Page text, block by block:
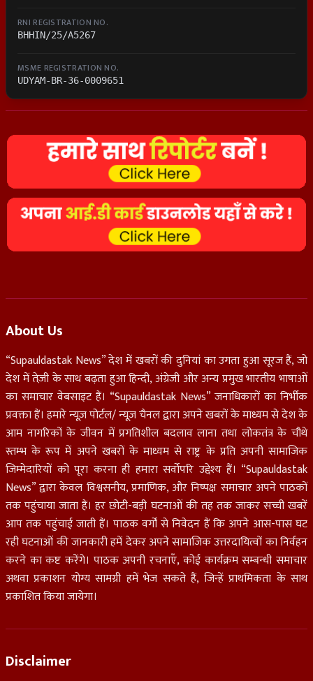
RNI REGISTRATION NO.
BHHIN/25/A5267
MSME REGISTRATION NO.
UDYAM-BR-36-0009651
About Us
“Supauldastak News” देश में खबरों की दुनियां का उगता हुआ सूरज हैं, जो
देश में तेज़ी के साथ बढ़ता हुआ हिन्दी, अंग्रेजी और अन्य प्रमुख भारतीय भाषाओं
का समाचार वेबसाइट हैं। “Supauldastak News” जनाधिकारों का निर्भीक
प्रवक्ता हैं। हमारे न्यूज़ पोर्टल/ न्यूज़ चैनल द्वारा अपने खबरों के माध्यम से देश के
आम नागरिकों के जीवन में प्रगतिशील बदलाव लाना तथा लोकतंत्र के चौथे
स्तम्भ के रूप में अपने खबरों के माध्यम से राष्ट्र के प्रति अपनी सामाजिक
जिम्मेदारियों को पूरा करना ही हमारा सर्वोपरि उद्देश्य हैं। “Supauldastak
News” द्वारा केवल विश्वसनीय, प्रमाणिक, और निष्पक्ष समाचार अपने पाठकों
तक पहुंचाया जाता हैं। हर छोटी-बड़ी घटनाओं की तह तक जाकर सच्ची खबरें
आप तक पहुंचाई जाती हैं। पाठक वर्गों से निवेदन हैं कि अपने आस-पास घट
रही घटनाओं की जानकारी हमें देकर अपने सामाजिक उत्तरदायित्वों का निर्वहन
करने का कष्ट करेंगे। पाठक अपनी रचनाएँ, कोई कार्यक्रम सम्बन्धी समाचार
अथवा प्रकाशन योग्य सामग्री हमें भेज सकते हैं, जिन्हें प्राथमिकता के साथ
प्रकाशित किया जायेगा।
Disclaimer